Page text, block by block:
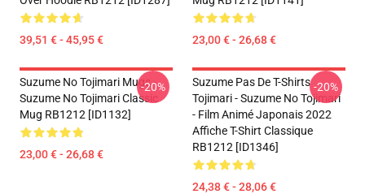
39,51 € - 45,95 € 23,00 € - 26,68 €
Suzume No Tojimari Mugs -
Suzume No Tojimari Classic
Mug RB1212 [ID1132]
23,00 € - 26,68 €
-20%
Suzume Pas De T-Shirts
Tojimari - Suzume No Tojimari
- Film Animé Japonais 2022
Affiche T-Shirt Classique
RB1212 [ID1346]
24,38 € - 28,06 €
-20%